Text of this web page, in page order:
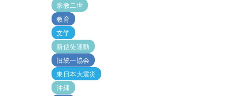
宗教二世
教育
文学
新使徒運動
旧統一協会
東日本大震災
沖縄